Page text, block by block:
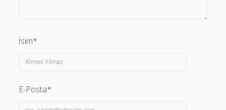
İsim*
E-Posta*